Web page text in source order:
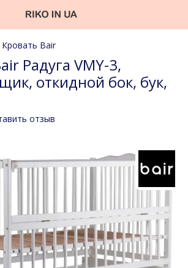
Кровать Bair
Радуга VMY-3,
откидной бок, бук,
отзыв